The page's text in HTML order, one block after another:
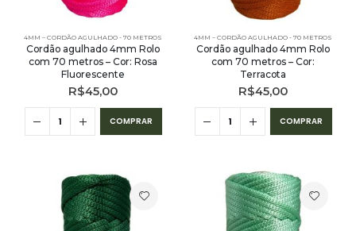
4MM – CORDÃO AGULHADO - 70 METROS
Cordão agulhado 4mm Rolo
com 70 metros – Cor: Rosa
Fluorescente
R$45,00
COMPRAR
4MM – CORDÃO AGULHADO - 70 METROS
Cordão agulhado 4mm Rolo
com 70 metros – Cor:
Terracota
R$45,00
COMPRAR